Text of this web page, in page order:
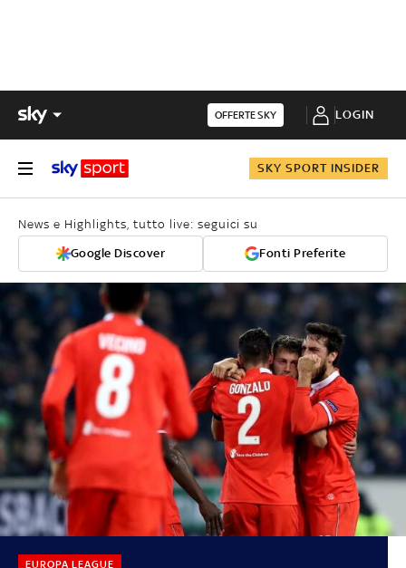
OFFERTE SKY LOGIN
SKY SPORT INSIDER
News e Highlights, tutto live: seguici su
Google Discover Fonti Preferite
EUROPA LEAGUE